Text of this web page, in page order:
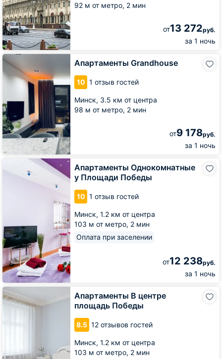
92 м от метро, 2 мин
от13 272руб.
за 1 ночь
Апартаменты Grandhouse
10 1 отзыв гостей
Минск, 3.5 км от центра
98 м от метро, 2 мин
от9 178руб.
за 1 ночь
Апартаменты
Grandhouse
Апартаменты Однокомнатные
у Площади Победы
10 1 отзыв гостей
Минск, 1.2 км от центра
103 м от метро, 2 мин
Оплата при заселении
от12 238руб.
за 1 ночь
Апартаменты
Однокомнатные
Апартаменты В центре
площадь Победы
8.5 12 отзывов гостей
Минск, 1.2 км от центра
103 м от метро, 2 мин
Апартаменты
В